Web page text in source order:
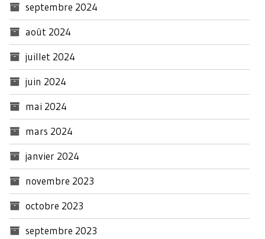
septembre 2024
août 2024
juillet 2024
juin 2024
mai 2024
mars 2024
janvier 2024
novembre 2023
octobre 2023
septembre 2023